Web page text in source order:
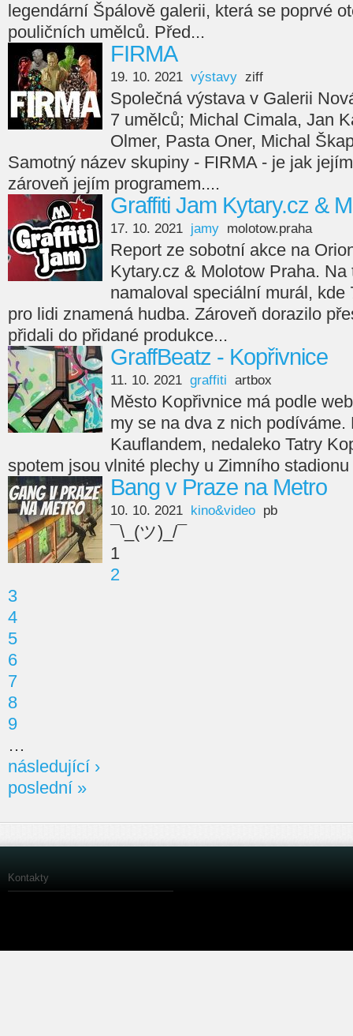
legendární Špálově galerii, která se poprvé
pouličních umělců. Před...
FIRMA
19. 10. 2021 výstavy ziff
Společná výstava v Galerii
7 umělců; Michal Cimala, Jan
Olmer, Pasta Oner, Michal
Samotný název skupiny - FIRMA - je jak
zároveň jejím programem....
Graffiti Jam Kytary.cz &
17. 10. 2021 jamy molotow.praha
Report ze sobotní akce na
Kytary.cz & Molotow Praha. Na
namaloval speciální murál, kde
pro lidi znamená hudba. Zároveň dorazilo
přidali do přidané produkce...
GraffBeatz - Kopřivnice
11. 10. 2021 graffiti artbox
Město Kopřivnice má podle
my se na dva z nich
Kauflandem, nedaleko Tatry
spotem jsou vlnité plechy u Zimního
Bang v Praze na Metro
10. 10. 2021 kino&video pb
¯\_(ツ)_/¯
1
2
3
4
5
6
7
8
9
…
následující ›
poslední »
Kontakty